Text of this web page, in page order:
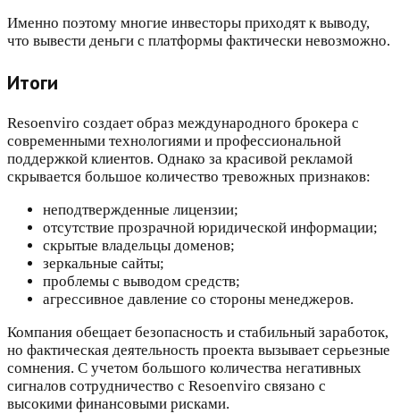
Именно поэтому многие инвесторы приходят к выводу,
что вывести деньги с платформы фактически невозможно.
Итоги
Resoenviro создает образ международного брокера с
современными технологиями и профессиональной
поддержкой клиентов. Однако за красивой рекламой
скрывается большое количество тревожных признаков:
неподтвержденные лицензии;
отсутствие прозрачной юридической информации;
скрытые владельцы доменов;
зеркальные сайты;
проблемы с выводом средств;
агрессивное давление со стороны менеджеров.
Компания обещает безопасность и стабильный заработок,
но фактическая деятельность проекта вызывает серьезные
сомнения. С учетом большого количества негативных
сигналов сотрудничество с Resoenviro связано с
высокими финансовыми рисками.